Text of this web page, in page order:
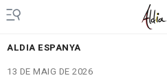
ALDIA ESPANYA
13 DE MAIG DE 2026